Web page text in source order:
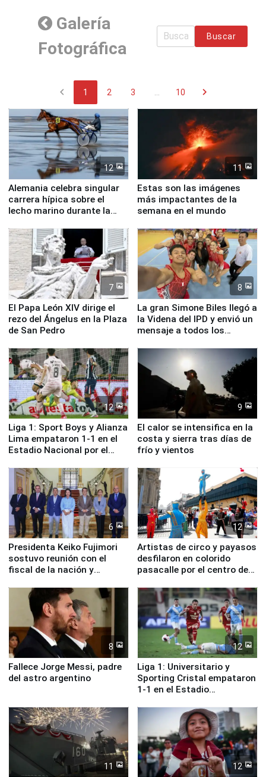
Galería
Fotográfica
Buscar
chevron_left 1 2 3 10 chevron_right
12
Alemania celebra singular
carrera hípica sobre el
lecho marino durante la
11
Estas son las imágenes
más impactantes de la
semana en el mundo
7
El Papa León XIV dirige el
rezo del Ángelus en la Plaza
de San Pedro
8
La gran Simone Biles llegó a
la Videna del IPD y envió un
mensaje a todos los
12
Liga 1: Sport Boys y Alianza
Lima empataron 1-1 en el
Estadio Nacional por el
9
El calor se intensifica en la
costa y sierra tras días de
frío y vientos
6
Presidenta Keiko Fujimori
sostuvo reunión con el
fiscal de la nación y
12
Artistas de circo y payasos
desfilaron en colorido
pasacalle por el centro de
8
Fallece Jorge Messi, padre
del astro argentino
12
Liga 1: Universitario y
Sporting Cristal empataron
1-1 en el Estadio
11 12